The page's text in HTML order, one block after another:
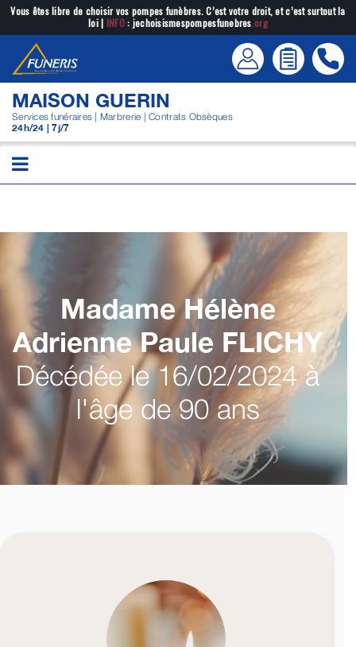
Passer
contenu
Vous êtes libre de choisir vos pompes funèbres. C’est votre droit, et c’est surtout la
loi | INFO: jechoisismespompesfunebres.org
MAISON GUERIN
Services funéraires | Marbrerie | Contrats Obsèques
24h/24 | 7j/7
Madame Hélène
Adrienne Paule FLICHY
Décédée le 16/02/2024 à
l'âge de 90 ans